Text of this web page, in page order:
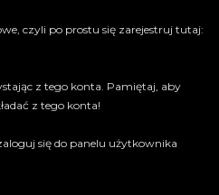
czyli po prostu się zarejestruj tutaj:
z tego konta. Pamiętaj, aby
z tego konta!
się do panelu użytkownika